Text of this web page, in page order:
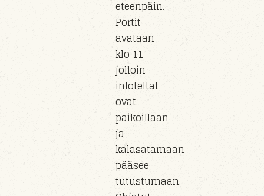
eteenpäin.
Portit
avataan
klo 11
jolloin
infoteltat
ovat
paikoillaan
ja
kalasatamaan
pääsee
tutustumaan.